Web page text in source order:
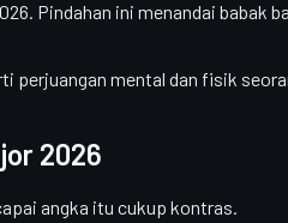
Pindahan ini menandai babak
perjuangan mental dan fisik
2026
angka itu cukup kontras.